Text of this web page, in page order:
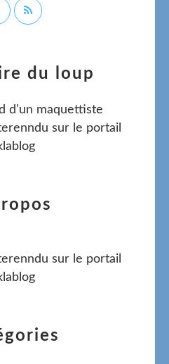
du loup
d'un maquettiste
sur le portail
sur le portail